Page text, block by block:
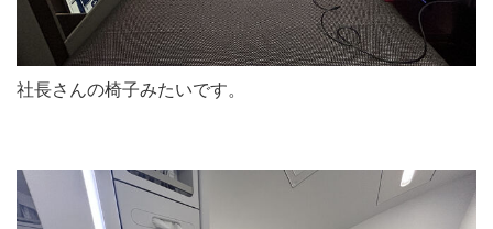
社長さんの椅子みたいです。